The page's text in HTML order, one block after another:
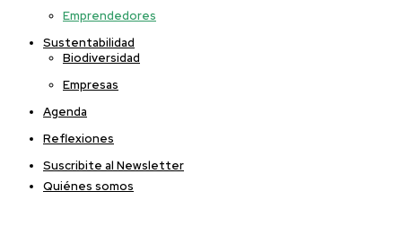
Emprendedores
Sustentabilidad
Biodiversidad
Empresas
Agenda
Reflexiones
Suscribite al Newsletter
Quiénes somos